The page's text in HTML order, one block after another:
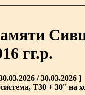
гг.р.
/ 30.03.2026 ]
T30 + 30'' на